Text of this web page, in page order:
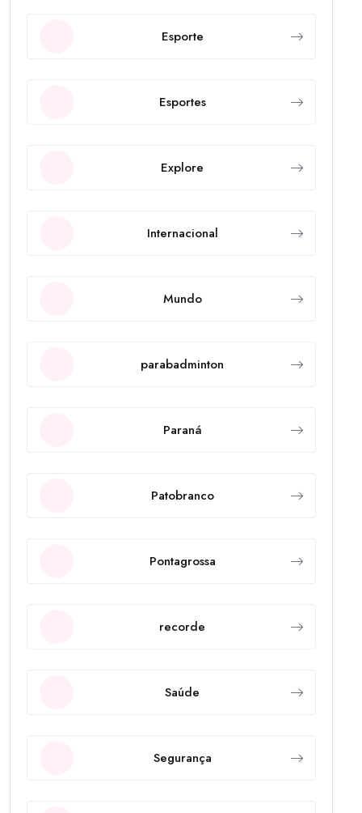
Esporte
Esportes
Explore
Internacional
Mundo
parabadminton
Paraná
Patobranco
Pontagrossa
recorde
Saúde
Segurança